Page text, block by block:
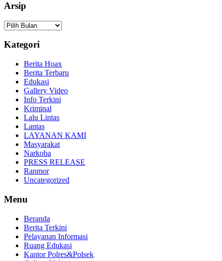
Arsip
Arsip
Kategori
Berita Hoax
Berita Terbaru
Edukasi
Gallery Video
Info Terkini
Kriminal
Lalu Lintas
Lantas
LAYANAN KAMI
Masyarakat
Narkoba
PRESS RELEASE
Ranmor
Uncategorized
Menu
Beranda
Berita Terkini
Pelayanan Informasi
Ruang Edukasi
Kantor Polres&Polsek